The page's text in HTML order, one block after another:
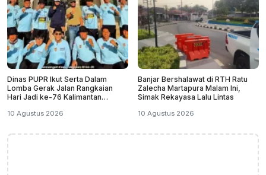
Dinas PUPR Ikut Serta Dalam
Lomba Gerak Jalan Rangkaian
Hari Jadi ke-76 Kalimantan
10 Agustus 2026
Banjar Bershalawat di RTH Ratu
Zalecha Martapura Malam Ini,
Simak Rekayasa Lalu Lintas
10 Agustus 2026